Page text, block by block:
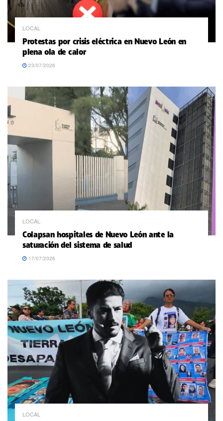
LOCAL
Protestas por crisis eléctrica en Nuevo León en
plena ola de calor
23/07/2026
LOCAL
Colapsan hospitales de Nuevo León ante la
saturación del sistema de salud
17/07/2026
LOCAL